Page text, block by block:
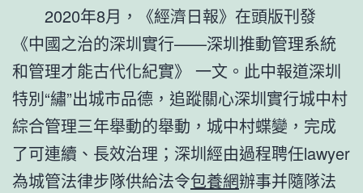
2020年8月，《經濟日報》在頭版刊發
《中國之治的深圳實行——深圳推動管理系統
和管理才能古代化紀實》 一文。此中報道深圳
特別“繡”出城市品德，追蹤關心深圳實行城中村
綜合管理三年舉動的舉動，城中村蝶變，完成
了可連續、長效治理；深圳經由過程聘任lawyer
為城管法律步隊供給法令包養網辦事并隨隊法